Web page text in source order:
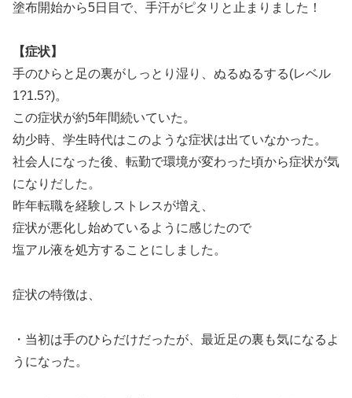
塗布開始から5日目で、手汗がピタリと止まりました！
【症状】
手のひらと足の裏がしっとり湿り、ぬるぬるする(レベル
1?1.5?)。
この症状が約5年間続いていた。
幼少時、学生時代はこのような症状は出ていなかった。
社会人になった後、転勤で環境が変わった頃から症状が気
になりだした。
昨年転職を経験しストレスが増え、
症状が悪化し始めているように感じたので
塩アル液を処方することにしました。
症状の特徴は、
・当初は手のひらだけだったが、最近足の裏も気になるよ
うになった。